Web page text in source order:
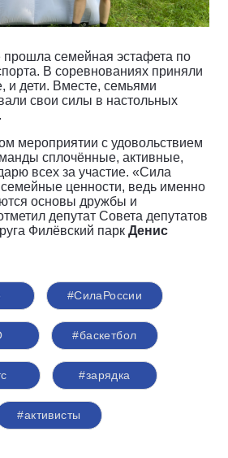
прошла семейная эстафета по
В соревнованиях приняли
и дети. Вместе, семьями
свои силы в настольных
мероприятии с удовольствием
сплочённые, активные,
всех за участие. «Сила
семейные ценности, ведь именно
основы дружбы и
депутат Совета депутатов
Филёвский парк Денис
#СилаРоссии
#баскетбол
#зарядка
#активисты